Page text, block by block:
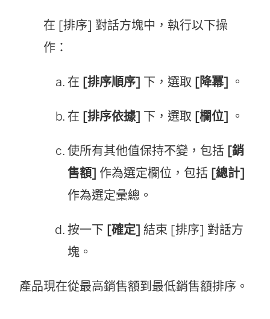
在 [排序] 對話方塊中，執行以下操
作：
在 [排序順序] 下，選取 [降冪] 。
在 [排序依據] 下，選取 [欄位] 。
使所有其他值保持不變，包括 [銷
售額] 作為選定欄位，包括 [總計]
作為選定彙總。
按一下 [確定] 結束 [排序] 對話方
塊。
產品現在從最高銷售額到最低銷售額排序。